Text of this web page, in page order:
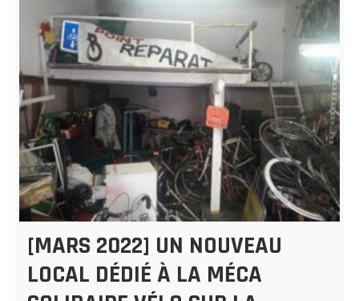
[MARS 2022] UN NOUVEAU
LOCAL DÉDIÉ À LA MÉCA